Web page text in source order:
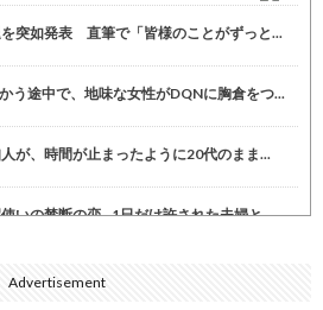
突如発表 直筆で「皆様のことがずっと...
う途中で、地味な女性がDQNに胸倉をつ...
が、時間が止まったように20代のまま...
いの禁断の恋…1日だけ許された夫婦と...
う途中で、地味な女性がDQNに胸倉をつ...
Advertisement